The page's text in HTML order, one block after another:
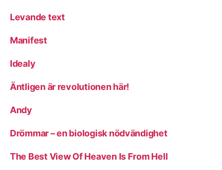
Levande text
Manifest
Idealy
Äntligen är revolutionen här!
Andy
Drömmar – en biologisk nödvändighet
The Best View Of Heaven Is From Hell